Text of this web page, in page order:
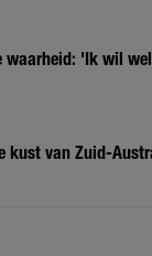
waarheid: 'Ik wil wel
kust van Zuid-